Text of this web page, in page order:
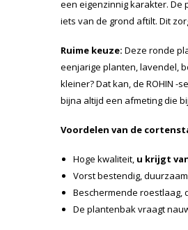
een eigenzinnig karakter.
iets van de grond aftilt. Dit
Ruime keuze: Deze ronde
eenjarige planten, lavendel,
kleiner? Dat kan, de ROHIN -
bijna altijd een afmeting die
Voordelen van de
Hoge kwaliteit, u krijgt
Vorst bestendig,
Beschermende roestlaag,
De plantenbak vraagt